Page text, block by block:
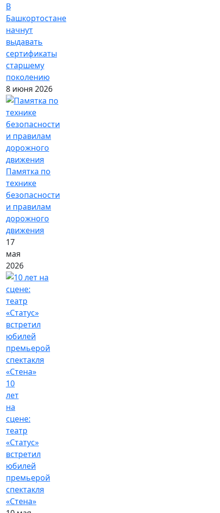
В
Башкортостане
начнут
выдавать
сертификаты
старшему
поколению
8 июня 2026
Памятка по
технике
безопасности
и правилам
дорожного
движения
17
мая
2026
10
лет
на
сцене:
театр
«Статус»
встретил
юбилей
премьерой
спектакля
«Стена»